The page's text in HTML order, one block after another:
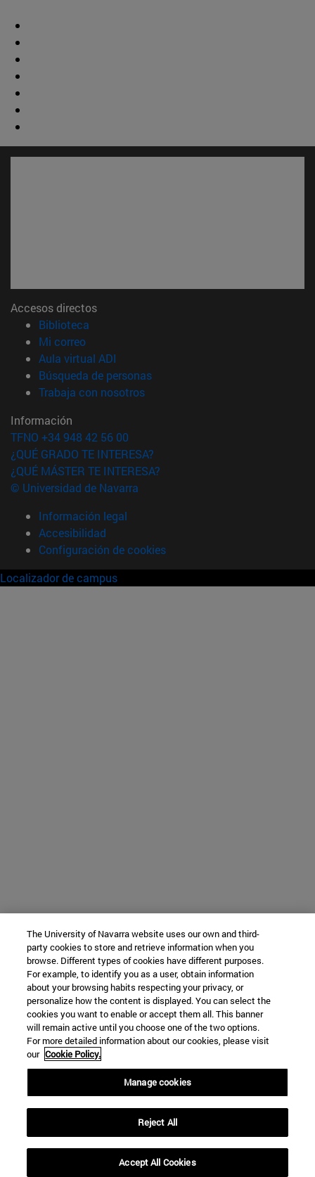
Accesos directos
Biblioteca
Mi correo(abre en nueva ventana)
Aula virtual ADI
Búsqueda de personas(abre en nueva ventana)
Trabaja con nosotros(abre en nueva ventana)
Información
TFNO +34 948 42 56 00
¿QUÉ GRADO TE INTERESA?
¿QUÉ MÁSTER TE INTERESA?
© Universidad de Navarra
Información legal
Accesibilidad
Configuración de cookies
Localizador de campus
The University of Navarra website uses our own and third-
party cookies to store and retrieve information when you
browse. Different types of cookies have different purposes.
For example, to identify you as a user, obtain information
about your browsing habits respecting your privacy, or
personalize how the content is displayed. You can select the
cookies you want to enable or accept them all. This banner
will remain active until you choose one of the two options.
For more detailed information about our cookies, please visit
our Cookie Policy.
Manage cookies
Reject All
Accept All Cookies